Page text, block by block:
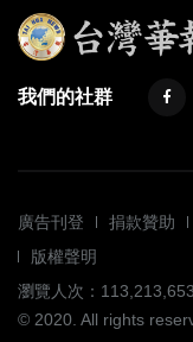
我們的社群
廣告刊登 捐款贊助
版權聲明
瀏覽人次：113,213,653
© 2020. All rights